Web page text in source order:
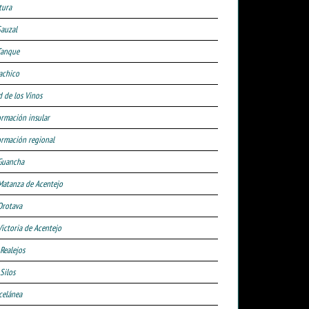
de los Vinos
insular
regional
de Acentejo
de Acentejo